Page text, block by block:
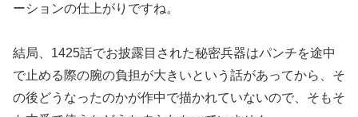
ーションの仕上がりですね。
結局、1425話でお披露目された秘密兵器はパンチを途中
で止める際の腕の負担が大きいという話があってから、そ
の後どうなったのかが作中で描かれていないので、そもそ